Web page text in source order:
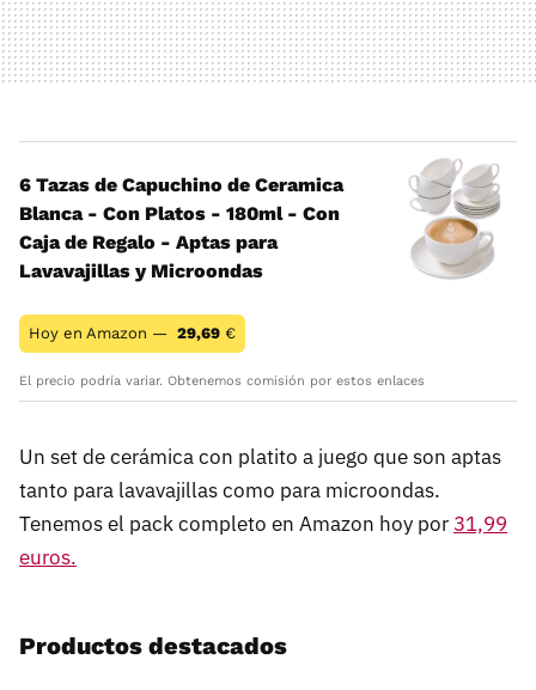
6 Tazas de Capuchino de Ceramica
Blanca - Con Platos - 180ml - Con
Caja de Regalo - Aptas para
Lavavajillas y Microondas
Hoy en Amazon — 29,69 €
El precio podría variar. Obtenemos comisión por estos enlaces
Un set de cerámica con platito a juego que son aptas
tanto para lavavajillas como para microondas.
Tenemos el pack completo en Amazon hoy por 31,99
euros.
Productos destacados